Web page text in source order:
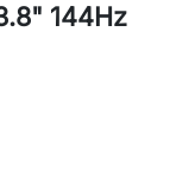
144Hz